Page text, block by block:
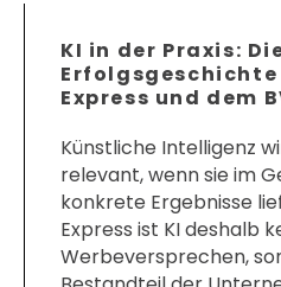
KI in der Praxis:
Erfolgsgeschichte
Express und dem
Künstliche Intelligenz
relevant, wenn sie im
konkrete Ergebnisse
Express ist KI deshalb
Werbeversprechen,